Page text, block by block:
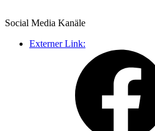
Social Media Kanäle
Externer Link: